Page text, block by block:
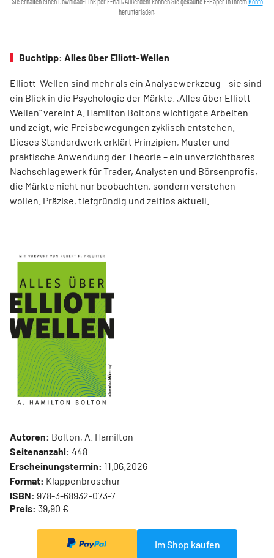
herunterladen.
Buchtipp: Alles über Elliott-Wellen
Elliott-Wellen sind mehr als ein Analysewerkzeug – sie sind
ein Blick in die Psychologie der Märkte. „Alles über Elliott-
Wellen“ vereint A. Hamilton Boltons wichtigste Arbeiten
und zeigt, wie Preisbewegungen zyklisch entstehen.
Dieses Standardwerk erklärt Prinzipien, Muster und
praktische Anwendung der Theorie – ein unverzichtbares
Nachschlagewerk für Trader, Analysten und Börsenprofis,
die Märkte nicht nur beobachten, sondern verstehen
wollen. Präzise, tiefgründig und zeitlos aktuell.
Autoren: Bolton, A. Hamilton
Seitenanzahl: 448
Erscheinungstermin: 11.06.2026
Format: Klappenbroschur
ISBN: 978-3-68932-073-7
Preis: 39,90 €
Im Shop kaufen